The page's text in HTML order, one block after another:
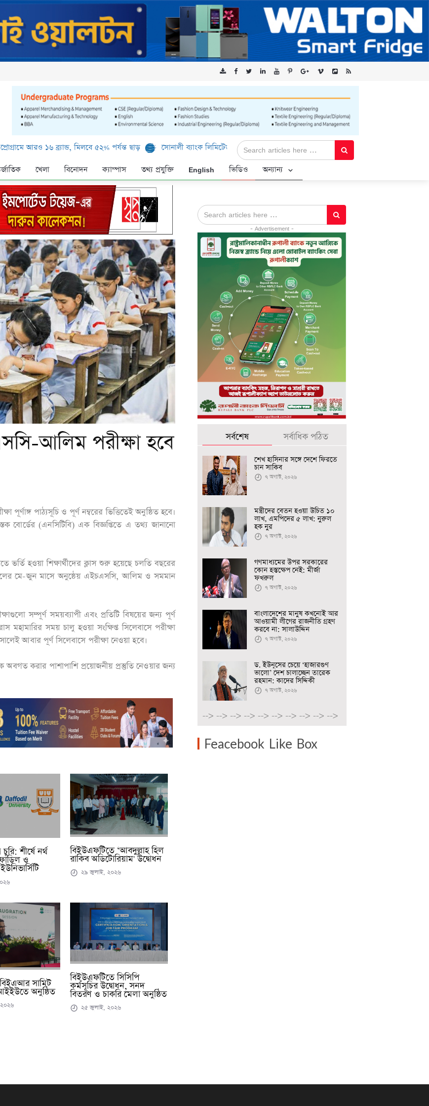
১৬ ব্র্যান্ড, মিলবে ৫২% পর্যন্ত ছাড় সোনালী ব্যাংক লিমিটেড-এর ‘কৃষক কার্ড’ কর্মসূচির জন্য সুরক্ষিত সংযোগ প্রদান করছে এক্সেনটেক
খেলা বিনোদন ক্যাম্পাস তথ্য প্রযুক্তি English ভিডিও অন্যান্য
আলিম পরীক্ষা হবে
পাঠ্যসূচি ও পূর্ণ নম্বরের ভিত্তিতেই অনুষ্ঠিত হবে।
বোর্ডের (এনসিটিবি) এক বিজ্ঞপ্তিতে এ তথ্য জানানো
ভর্তি হওয়া শিক্ষার্থীদের ক্লাস শুরু হয়েছে চলতি বছরের
সালের মে-জুন মাসে অনুষ্ঠেয় এইচএসসি, আলিম ও সমমান
সম্পূর্ণ সময়ব্যাপী এবং প্রতিটি বিষয়ের জন্য পূর্ণ
মহামারির সময় চালু হওয়া সংক্ষিপ্ত সিলেবাসে পরীক্ষা
আবার পূর্ণ সিলেবাসে পরীক্ষা নেওয়া হবে।
অবগত করার পাশাপাশি প্রয়োজনীয় প্রস্তুতি নেওয়ার জন্য
শীর্ষে নর্থ
ও
বিইউএফটিতে ‘আবদুল্লাহ হিল
রাকিব অডিটোরিয়াম' উদ্বোধন
২৯ জুলাই, ২০২৬
বিইএআর সামিট
অনুষ্ঠিত
বিইউএফটিতে সিসিপি
কর্মসূচির উদ্বোধন, সনদ
বিতরণ ও চাকরি মেলা অনুষ্ঠিত
২৫ জুলাই, ২০২৬
- Advertisement -
সর্বশেষ সর্বাধিক পঠিত
শেখ হাসিনার সঙ্গে দেশে ফিরতে
চান সাকিব
৭ অগাস্ট, ২০২৬
মন্ত্রীদের বেতন হওয়া উচিত ১০
লাখ, এমপিদের ৫ লাখ: নুরুল
হক নুর
৭ অগাস্ট, ২০২৬
গণমাধ্যমের উপর সরকারের
কোন হস্তক্ষেপ নেই: মীর্জা
ফখরুল
৭ অগাস্ট, ২০২৬
বাংলাদেশের মানুষ কখনোই আর
আওয়ামী লীগের রাজনীতি গ্রহণ
করবে না: সালাউদ্দিন
৭ অগাস্ট, ২০২৬
ড. ইউনূসের চেয়ে ‘হাজারগুণ
ভালো’ দেশ চালাচ্ছেন তারেক
রহমান: কাদের সিদ্দিকী
৭ অগাস্ট, ২০২৬
--> --> --> --> --> --> --> --> --> -->
Feacebook Like Box